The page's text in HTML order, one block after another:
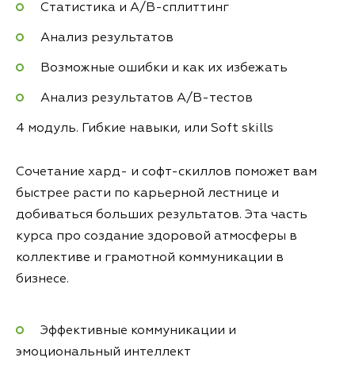
Статистика и А/B-сплиттинг
Анализ результатов
Возможные ошибки и как их избежать
Анализ результатов А/B-тестов
4 модуль. Гибкие навыки, или Soft skills
Сочетание хард- и софт-скиллов поможет вам
быстрее расти по карьерной лестнице и
добиваться больших результатов. Эта часть
курса про создание здоровой атмосферы в
коллективе и грамотной коммуникации в
бизнесе.
Эффективные коммуникации и
эмоциональный интеллект